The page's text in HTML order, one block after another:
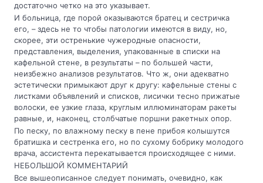
достаточно четко на это указывает.
И больница, где порой оказываются братец и сестричка
его, – здесь не то чтобы патологии имеются в виду, но,
скорее, эти остренькие чужеродные опасности,
представления, выделения, упакованные в списки на
кафельной стене, в результаты – по большей части,
неизбежно анализов результатов. Что ж, они адекватно
эстетически примыкают друг к другу: кафельные стены с
листками объявлений и списков, лисички тесно прижатые
волоски, ее узкие глаза, круглым иллюминаторам ракеты
равные, и, наконец, столбчатые поршни ракетных опор.
По песку, по влажному песку в пене прибоя колышутся
братишка и сестренка его, но по сухому бобрику молодого
врача, ассистента перекатывается происходящее с ними.
НЕБОЛЬШОЙ КОММЕНТАРИЙ
Все вышеописанное следует понимать, очевидно, как